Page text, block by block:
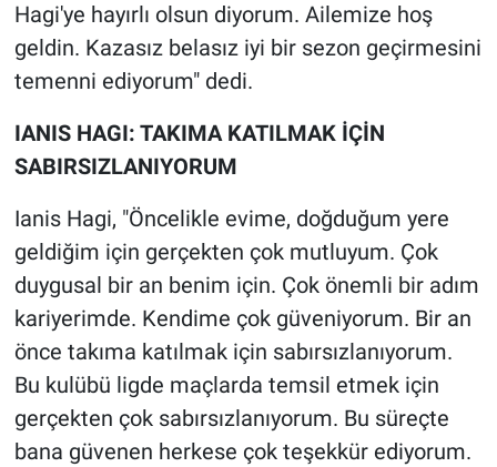
Hagi'ye hayırlı olsun diyorum. Ailemize hoş
geldin. Kazasız belasız iyi bir sezon geçirmesini
temenni ediyorum" dedi.
IANIS HAGI: TAKIMA KATILMAK İÇİN
SABIRSIZLANIYORUM
Ianis Hagi, "Öncelikle evime, doğduğum yere
geldiğim için gerçekten çok mutluyum. Çok
duygusal bir an benim için. Çok önemli bir adım
kariyerimde. Kendime çok güveniyorum. Bir an
önce takıma katılmak için sabırsızlanıyorum.
Bu kulübü ligde maçlarda temsil etmek için
gerçekten çok sabırsızlanıyorum. Bu süreçte
bana güvenen herkese çok teşekkür ediyorum.
Yerel Gündem
Yerel Yaşam
Canlı Yayın